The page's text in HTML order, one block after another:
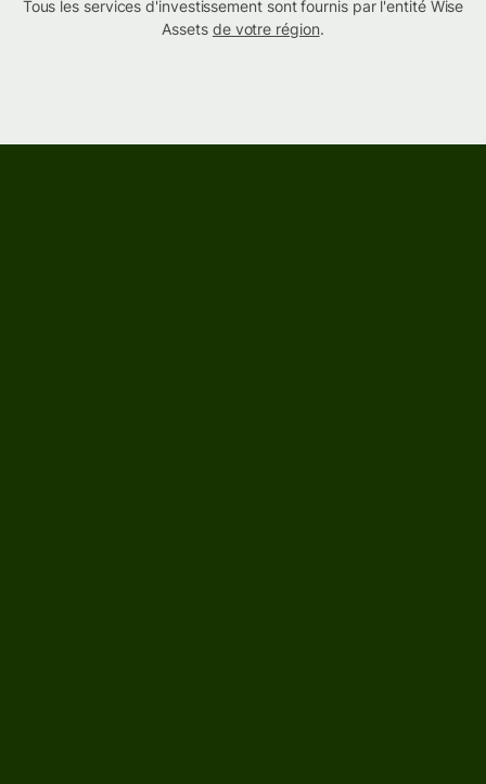
Tous les services d'investissement sont fournis par l'entité Wise
Assets de votre région.